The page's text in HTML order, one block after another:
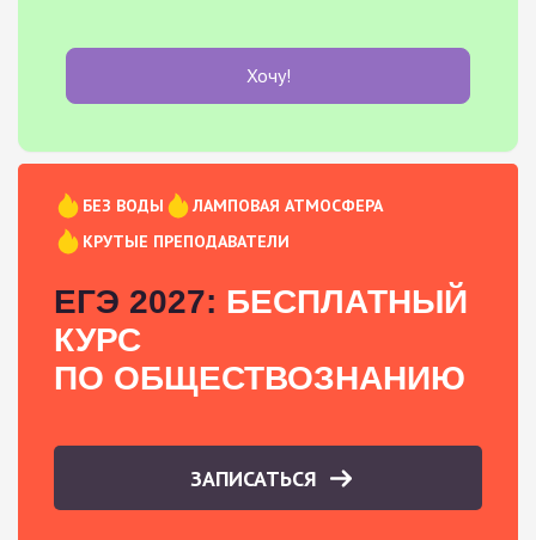
Хочу!
БЕЗ ВОДЫ
ЛАМПОВАЯ АТМОСФЕРА
КРУТЫЕ ПРЕПОДАВАТЕЛИ
ЕГЭ 2027: БЕСПЛАТНЫЙ
КУРС
ПО ОБЩЕСТВОЗНАНИЮ
ЗАПИСАТЬСЯ